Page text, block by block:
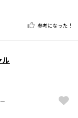
参考になった！
ル